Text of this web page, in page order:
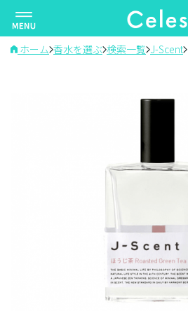
ナ
ビ
ゲ ホーム 香水を選ぶ 検索一覧 J-Scent